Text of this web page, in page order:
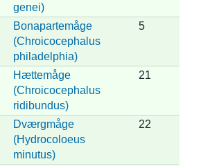
genei)
Bonapartemåge
(Chroicocephalus
philadelphia)
5
Hættemåge
(Chroicocephalus
ridibundus)
21
Dværgmåge
(Hydrocoloeus
minutus)
22